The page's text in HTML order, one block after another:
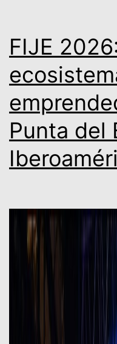
FIJE
Punta del